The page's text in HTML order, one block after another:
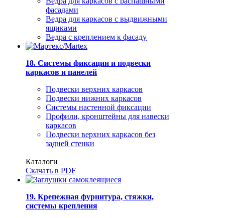
фасадами
Ведра для каркасов с выдвижными
ящиками
Ведра с креплением к фасаду
18. Системы фиксации и подвески
каркасов и панелей
Подвески верхних каркасов
Подвески нижних каркасов
Системы настенной фиксации
Профили, кронштейны для навески
каркасов
Подвески верхних каркасов без
задней стенки
Каталоги
Скачать в PDF
19. Крепежная фурнитура, стяжки,
системы крепления